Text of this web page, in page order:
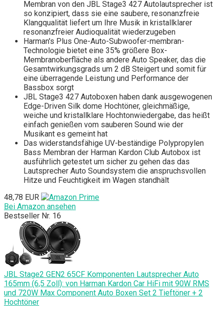
Membran von den JBL Stage3 427 Autolautsprecher ist
so konzipiert, dass sie eine saubere, resonanzfreie
Klangqualität liefert um Ihre Musik in kristallklarer
resonanzfreier Audioqualität wiederzugeben
Harman's Plus One-Auto-Subwoofer-membran-
Technologie bietet eine 35% größere Box-
Membranoberfläche als andere Auto Speaker, das die
Gesamtwirkungsgrads um 2 dB Steigert und somit für
eine überragende Leistung und Performance der
Bassbox sorgt
JBL Stage3 427 Autoboxen haben dank ausgewogenen
Edge-Driven Silk dome Hochtöner, gleichmäßige,
weiche und kristallklare Hochtonwiedergabe, das heißt
einfach genießen vom sauberen Sound wie der
Musikant es gemeint hat
Das widerstandsfähige UV-beständige Polypropylen
Bass Membran der Harman Kardon Club Autobox ist
ausführlich getestet um sicher zu gehen das das
Lautsprecher Auto Soundsystem die anspruchsvollen
Hitze und Feuchtigkeit im Wagen standhält
48,78 EUR
Bei Amazon ansehen
Bestseller Nr. 16
JBL Stage2 GEN2 65CF Komponenten Lautsprecher Auto
165mm (6,5 Zoll): von Harman Kardon Car HiFi mit 90W RMS
und 720W Max Component Auto Boxen Set 2 Tieftöner + 2
Hochtöner